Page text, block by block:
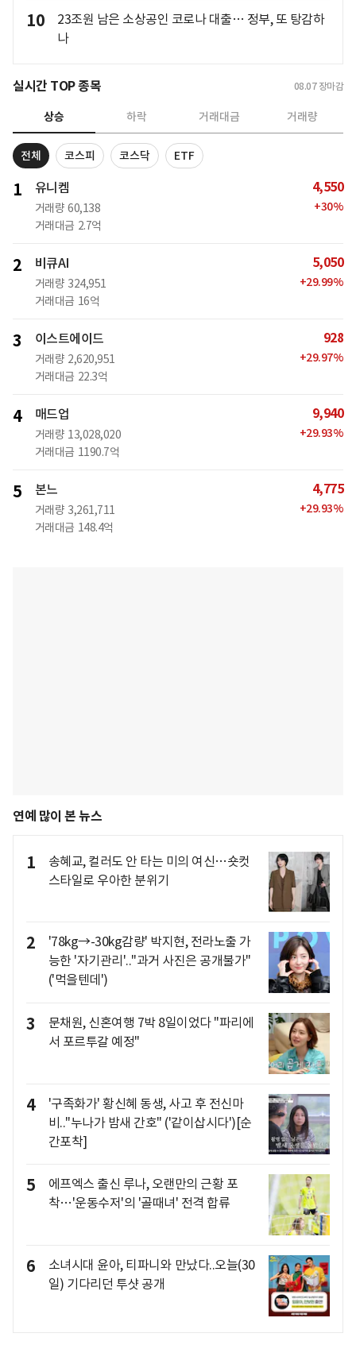
10
23조원 남은 소상공인 코로나 대출… 정부, 또 탕감하
나
실시간 TOP 종목 08.07 장마감
상승 하락 거래대금 거래량
전체 코스피 코스닥 ETF
1 유니켐
거래량 60,138
거래대금 2.7억
4,550
+30%
2 비큐AI
거래량 324,951
거래대금 16억
5,050
+29.99%
3 이스트에이드
거래량 2,620,951
거래대금 22.3억
928
+29.97%
4 매드업
거래량 13,028,020
거래대금 1190.7억
9,940
+29.93%
5 본느
거래량 3,261,711
거래대금 148.4억
4,775
+29.93%
연예 많이 본 뉴스
1
송혜교, 컬러도 안 타는 미의 여신…숏컷
스타일로 우아한 분위기
2
'78kg→-30kg감량' 박지현, 전라노출 가
능한 '자기관리'.."과거 사진은 공개불가"
('먹을텐데')
3
문채원, 신혼여행 7박 8일이었다 "파리에
서 포르투갈 예정"
4
'구족화가' 황신혜 동생, 사고 후 전신마
비.."누나가 밤새 간호" ('같이삽시다')[순
간포착]
5
에프엑스 출신 루나, 오랜만의 근황 포
착…'운동수저'의 '골때녀' 전격 합류
6
소녀시대 윤아, 티파니와 만났다..오늘(30
일) 기다리던 투샷 공개